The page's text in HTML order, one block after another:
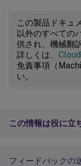
この製品ドキュ
以外のすべての
供され、機械翻
詳しくは、
免責事項（
い。
この情報は役に立
フィードバックの